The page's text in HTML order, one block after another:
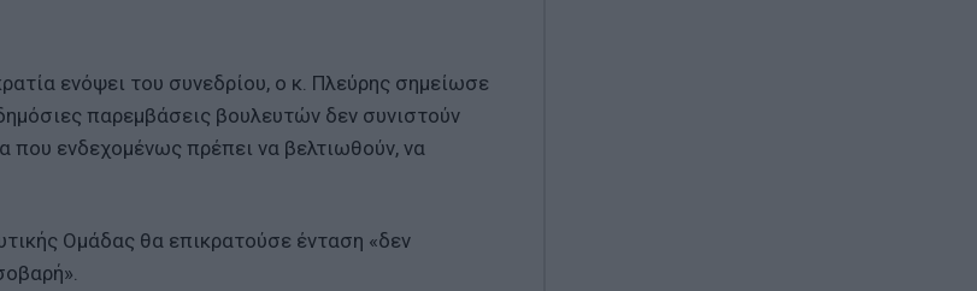
ενόψει του συνεδρίου, ο κ. Πλεύρης σημείωσε
παρεμβάσεις βουλευτών δεν συνιστούν
που ενδεχομένως πρέπει να βελτιωθούν, να
Ομάδας θα επικρατούσε ένταση «δεν